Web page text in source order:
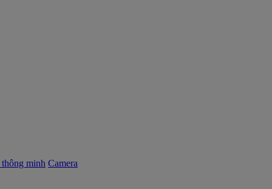
minh Camera